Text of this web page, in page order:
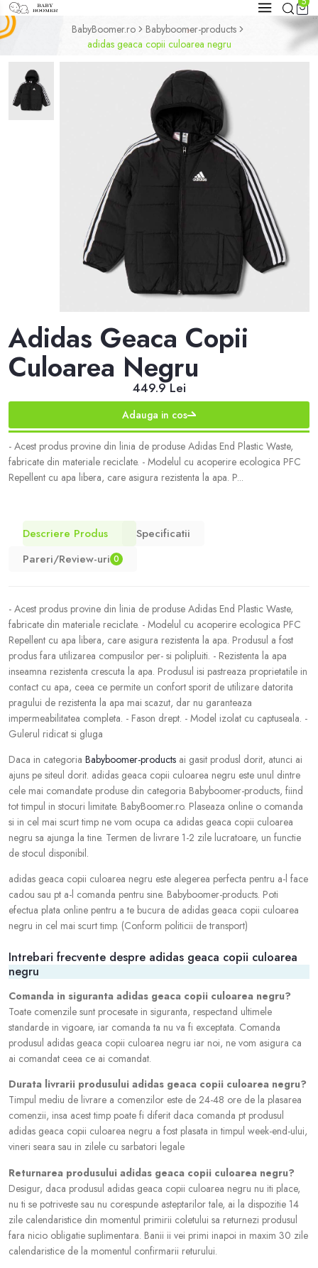
BabyBoomer.ro
Babyboomer-products
adidas geaca copii culoarea negru
Adidas Geaca Copii
Culoarea Negru
449.9 Lei
Adauga in cos
- Acest produs provine din linia de produse Adidas End Plastic Waste,
fabricate din materiale reciclate. - Modelul cu acoperire ecologica PFC
Repellent cu apa libera, care asigura rezistenta la apa. P...
Descriere Produs
Specificatii
Pareri/Review-uri 0
- Acest produs provine din linia de produse Adidas End Plastic Waste,
fabricate din materiale reciclate. - Modelul cu acoperire ecologica PFC
Repellent cu apa libera, care asigura rezistenta la apa. Produsul a fost
produs fara utilizarea compusilor per- si polipluiti. - Rezistenta la apa
inseamna rezistenta crescuta la apa. Produsul isi pastreaza proprietatile in
contact cu apa, ceea ce permite un confort sporit de utilizare datorita
pragului de rezistenta la apa mai scazut, dar nu garanteaza
impermeabilitatea completa. - Fason drept. - Model izolat cu captuseala. -
Gulerul ridicat si gluga
Daca in categoria Babyboomer-products ai gasit produsl dorit, atunci ai
ajuns pe siteul dorit. adidas geaca copii culoarea negru este unul dintre
cele mai comandate produse din categoria Babyboomer-products, fiind
tot timpul in stocuri limitate. BabyBoomer.ro. Plaseaza online o comanda
si in cel mai scurt timp ne vom ocupa ca adidas geaca copii culoarea
negru sa ajunga la tine. Termen de livrare 1-2 zile lucratoare, un functie
de stocul disponibil.
adidas geaca copii culoarea negru este alegerea perfecta pentru a-l face
cadou sau pt a-l comanda pentru sine. Babyboomer-products. Poti
efectua plata online pentru a te bucura de adidas geaca copii culoarea
negru in cel mai scurt timp. (Conform politicii de transport)
Intrebari frecvente despre adidas geaca copii culoarea
negru
Comanda in siguranta adidas geaca copii culoarea negru?
Toate comenzile sunt procesate in siguranta, respectand ultimele
standarde in vigoare, iar comanda ta nu va fi exceptata. Comanda
produsul adidas geaca copii culoarea negru iar noi, ne vom asigura ca
ai comandat ceea ce ai comandat.
Durata livrarii produsului adidas geaca copii culoarea negru?
Timpul mediu de livrare a comenzilor este de 24-48 ore de la plasarea
comenzii, insa acest timp poate fi diferit daca comanda pt produsul
adidas geaca copii culoarea negru a fost plasata in timpul week-end-ului,
vineri seara sau in zilele cu sarbatori legale
Returnarea produsului adidas geaca copii culoarea negru?
Desigur, daca produsul adidas geaca copii culoarea negru nu iti place,
nu ti se potriveste sau nu corespunde asteptarilor tale, ai la dispozitie 14
zile calendaristice din momentul primirii coletului sa returnezi produsul
fara nicio obligatie suplimentara. Banii ii vei primi inapoi in maxim 30 zile
calendaristice de la momentul confirmarii returului.